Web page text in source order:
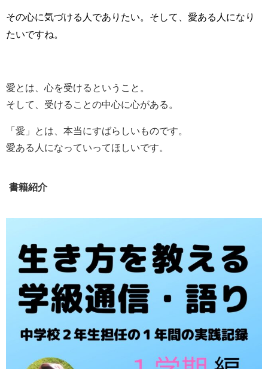
その心に気づける人でありたい。そして、愛ある人になり
たいですね。
愛とは、心を受けるということ。
そして、受けることの中心に心がある。
「愛」とは、本当にすばらしいものです。
愛ある人になっていってほしいです。
書籍紹介